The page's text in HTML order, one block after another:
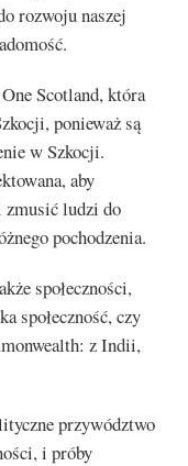
rozwoju naszej
Scotland, która
ponieważ są
w Szkocji.
aby
zmusić ludzi do
pochodzenia.
społeczności,
społeczność, czy
z Indii,
przywództwo
i próby